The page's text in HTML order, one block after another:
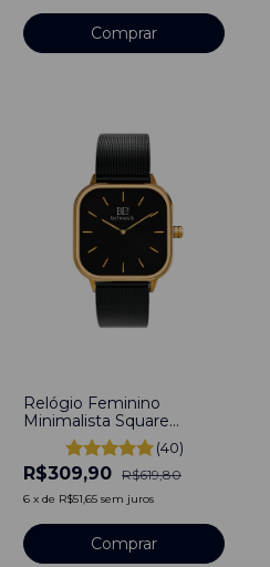
Comprar
Relógio Feminino
Minimalista Square
Bloom Preto e Gold
40mm Aço Inoxidável
banhado a titânio
(40)
R$309,90 R$619,80
6 x de R$51,65 sem juros
Comprar